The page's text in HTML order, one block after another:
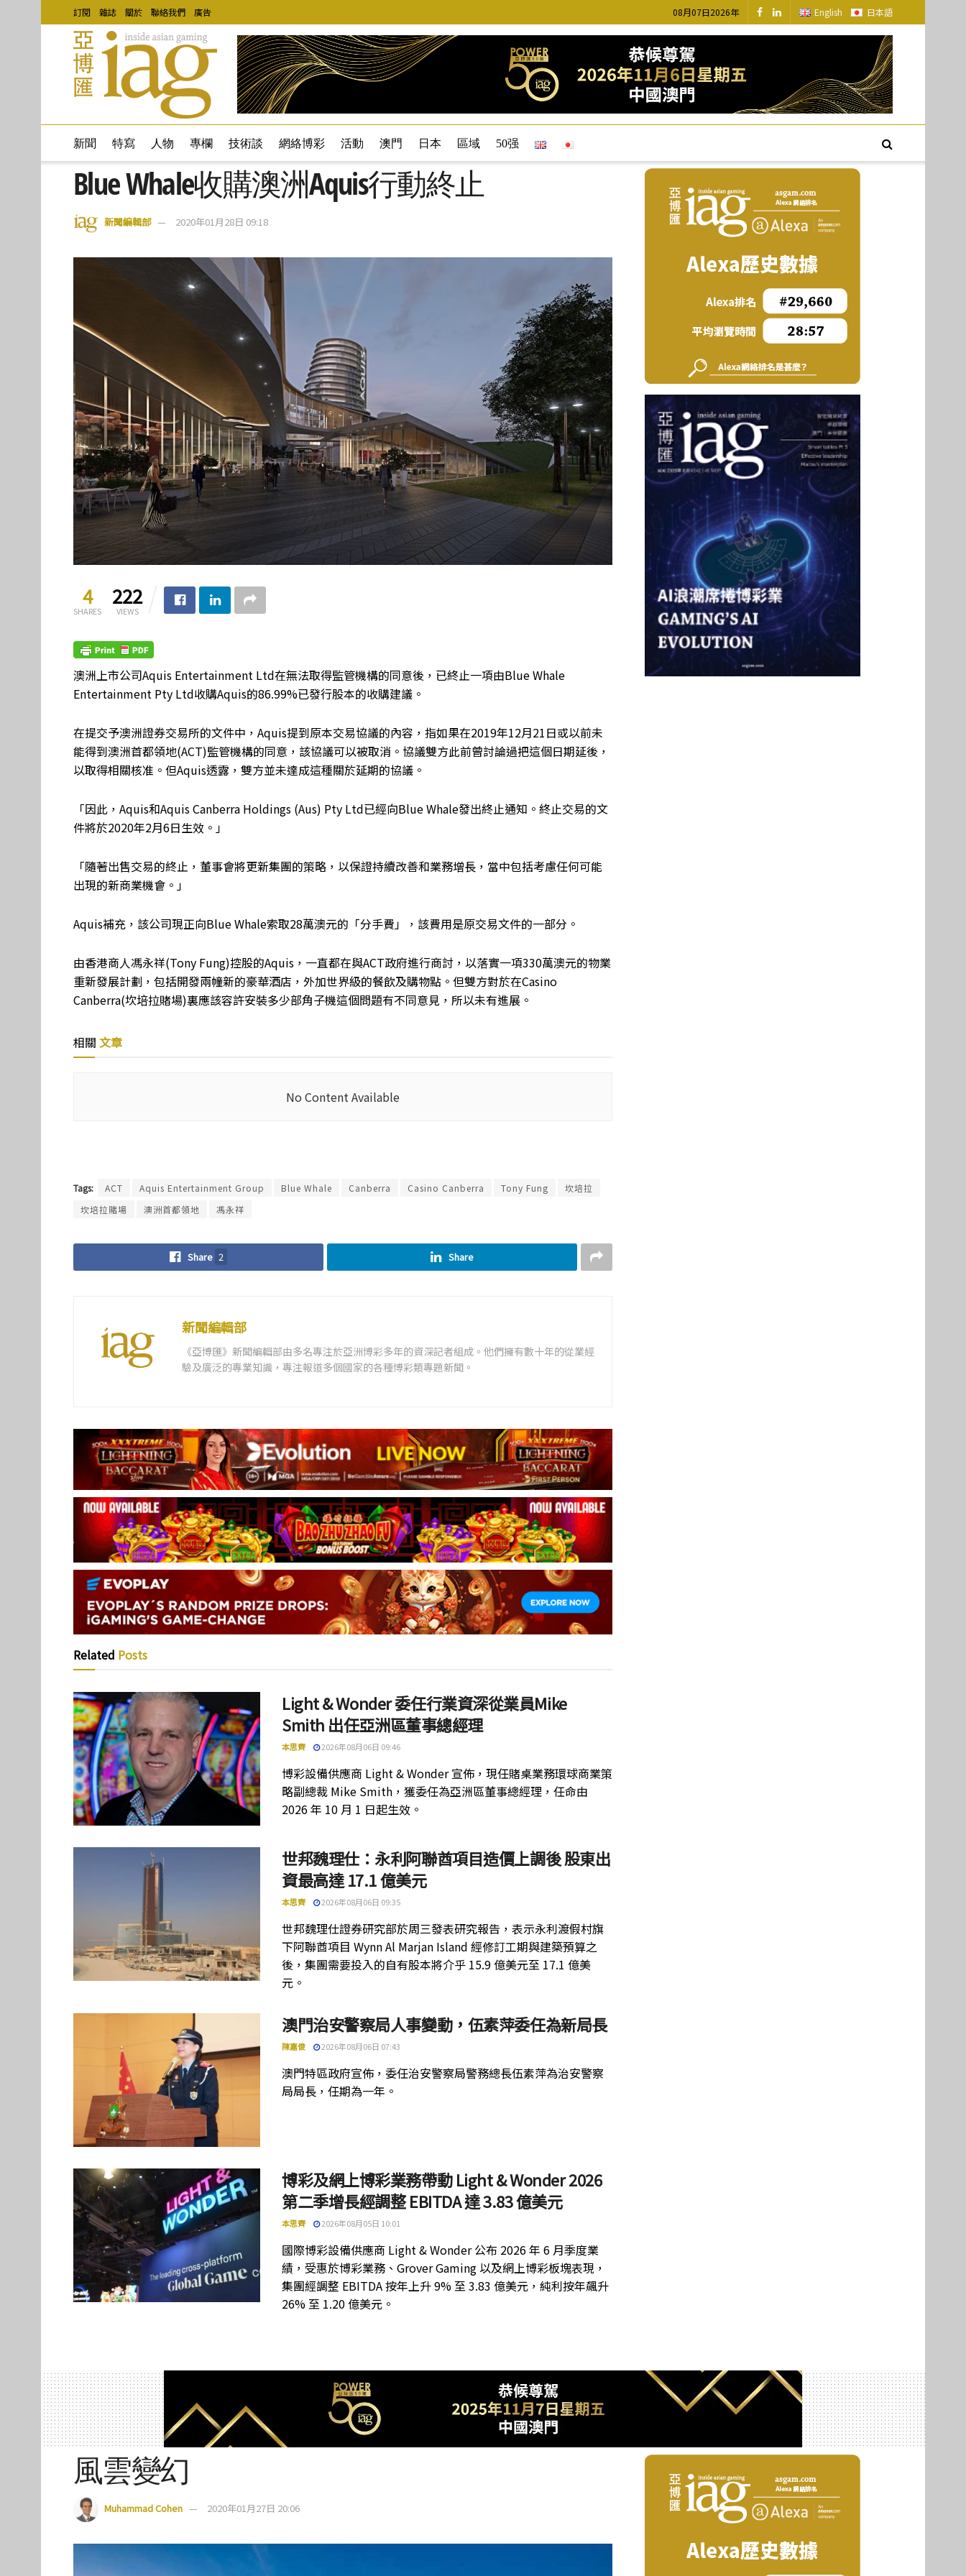
訂閱 雜誌 關於 聯絡我們 廣告 08月07日2026年 English 日本語
新聞 特寫 人物 專欄 技術談 網絡博彩 活動 澳門 日本 區域 50强
Blue Whale收購澳洲Aquis行動終止
新聞編輯部 2020年01月28日 09:18
4
SHARES
222
VIEWS
澳洲上市公司Aquis Entertainment Ltd在無法取得監管機構的同意後，已終止一項由Blue Whale
Entertainment Pty Ltd收購Aquis的86.99%已發行股本的收購建議。
在提交予澳洲證券交易所的文件中，Aquis提到原本交易協議的內容，指如果在2019年12月21日或以前未
能得到澳洲首都領地(ACT)監管機構的同意，該協議可以被取消。協議雙方此前曾討論過把這個日期延後，
以取得相關核准。但Aquis透露，雙方並未達成這種關於延期的協議。
「因此，Aquis和Aquis Canberra Holdings (Aus) Pty Ltd已經向Blue Whale發出終止通知。終止交易的文
件將於2020年2月6日生效。」
「隨著出售交易的終止，董事會將更新集團的策略，以保證持續改善和業務增長，當中包括考慮任何可能
出現的新商業機會。」
Aquis補充，該公司現正向Blue Whale索取28萬澳元的「分手費」，該費用是原交易文件的一部分。
由香港商人馮永祥(Tony Fung)控股的Aquis，一直都在與ACT政府進行商討，以落實一項330萬澳元的物業
重新發展計劃，包括開發兩幢新的豪華酒店，外加世界級的餐飲及購物點。但雙方對於在Casino
Canberra(坎培拉賭場)裏應該容許安裝多少部角子機這個問題有不同意見，所以未有進展。
相關 文章
No Content Available
Tags: ACT Aquis Entertainment Group Blue Whale Canberra Casino Canberra Tony Fung
坎培拉
坎培拉賭場
澳洲首都領地 馮永祥
Share 2 Share
新聞編輯部
《亞博匯》新聞編輯部由多名專注於亞洲博彩多年的資深記者組成。他們擁有數十年的從業經
驗及廣泛的專業知識，專注報道多個國家的各種博彩類專題新聞。
Related Posts
Light & Wonder 委任行業資深從業員Mike
Smith 出任亞洲區董事總經理
本思齊 2026年08月06日 09:46
博彩設備供應商 Light & Wonder 宣佈，現任賭桌業務環球商業策
略副總裁 Mike Smith，獲委任為亞洲區董事總經理，任命由
2026 年 10 月 1 日起生效。
世邦魏理仕：永利阿聯酋項目造價上調後 股東出
資最高達 17.1 億美元
本思齊 2026年08月06日 09:35
世邦魏理仕證券研究部於周三發表研究報告，表示永利渡假村旗
下阿聯酋項目 Wynn Al Marjan Island 經修訂工期與建築預算之
後，集團需要投入的自有股本將介乎 15.9 億美元至 17.1 億美
元。
澳門治安警察局人事變動，伍素萍委任為新局長
陳嘉俊 2026年08月06日 07:43
澳門特區政府宣佈，委任治安警察局警務總長伍素萍為治安警察
局局長，任期為一年。
博彩及網上博彩業務帶動 Light & Wonder 2026
第二季增長經調整 EBITDA 達 3.83 億美元
本思齊 2026年08月05日 10:01
國際博彩設備供應商 Light & Wonder 公布 2026 年 6 月季度業
績，受惠於博彩業務、Grover Gaming 以及網上博彩板塊表現，
集團經調整 EBITDA 按年上升 9% 至 3.83 億美元，純利按年飆升
26% 至 1.20 億美元。
風雲變幻
Muhammad Cohen 2020年01月27日 20:06